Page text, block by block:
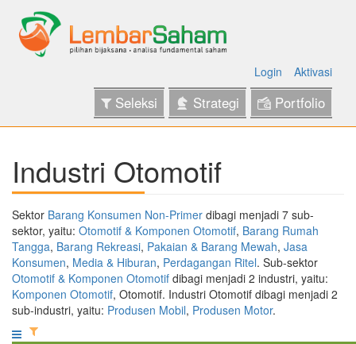
Login Aktivasi
Seleksi Strategi Portfolio
Industri Otomotif
Sektor Barang Konsumen Non-Primer dibagi menjadi 7 sub-
sektor, yaitu: Otomotif & Komponen Otomotif, Barang Rumah
Tangga, Barang Rekreasi, Pakaian & Barang Mewah, Jasa
Konsumen, Media & Hiburan, Perdagangan Ritel. Sub-sektor
Otomotif & Komponen Otomotif dibagi menjadi 2 industri, yaitu:
Komponen Otomotif, Otomotif. Industri Otomotif dibagi menjadi 2
sub-industri, yaitu: Produsen Mobil, Produsen Motor.